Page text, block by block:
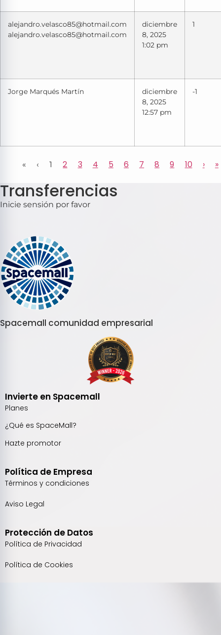
alejandro.velasco85@hotmail.com
alejandro.velasco85@hotmail.com
diciembre
8, 2025
1:02 pm
1
Jorge Marqués Martín
diciembre
8, 2025
12:57 pm
-1
« ‹ 1 2 3 4 5 6 7 8 9 10 › »
Transferencias
Inicie sensión por favor
Spacemall comunidad empresarial
Invierte en Spacemall
Planes
¿Qué es SpaceMall?
Hazte promotor
Política de Empresa
Términos y condiciones
Aviso Legal
Protección de Datos
Política de Privacidad
Política de Cookies